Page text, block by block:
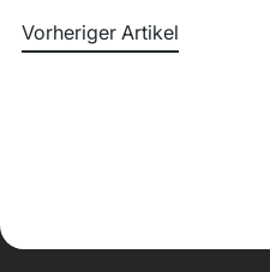
Vorheriger Artikel